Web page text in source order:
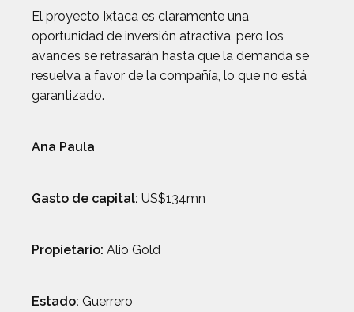
El proyecto Ixtaca es claramente una
oportunidad de inversión atractiva, pero los
avances se retrasarán hasta que la demanda se
resuelva a favor de la compañía, lo que no está
garantizado.
Ana Paula
Gasto de capital: US$134mn
Propietario: Alio Gold
Estado: Guerrero